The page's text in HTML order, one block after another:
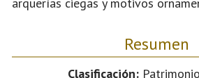
Resumen
Clasificación: